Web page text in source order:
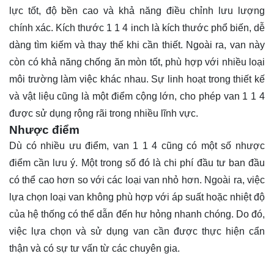
lực tốt, độ bền cao và khả năng điều chỉnh lưu lượng
chính xác. Kích thước 1 1 4 inch là kích thước phổ biến, dễ
dàng tìm kiếm và thay thế khi cần thiết. Ngoài ra, van này
còn có khả năng chống ăn mòn tốt, phù hợp với nhiều loại
môi trường làm việc khác nhau. Sự linh hoạt trong thiết kế
và vật liệu cũng là một điểm cộng lớn, cho phép van 1 1 4
được sử dụng rộng rãi trong nhiều lĩnh vực.
Nhược điểm
Dù có nhiều ưu điểm, van 1 1 4 cũng có một số nhược
điểm cần lưu ý. Một trong số đó là chi phí đầu tư ban đầu
có thể cao hơn so với các loại van nhỏ hơn. Ngoài ra, việc
lựa chọn loại van không phù hợp với áp suất hoặc nhiệt độ
của hệ thống có thể dẫn đến hư hỏng nhanh chóng. Do đó,
việc lựa chọn và sử dụng van cần được thực hiện cẩn
thận và có sự tư vấn từ các chuyên gia.